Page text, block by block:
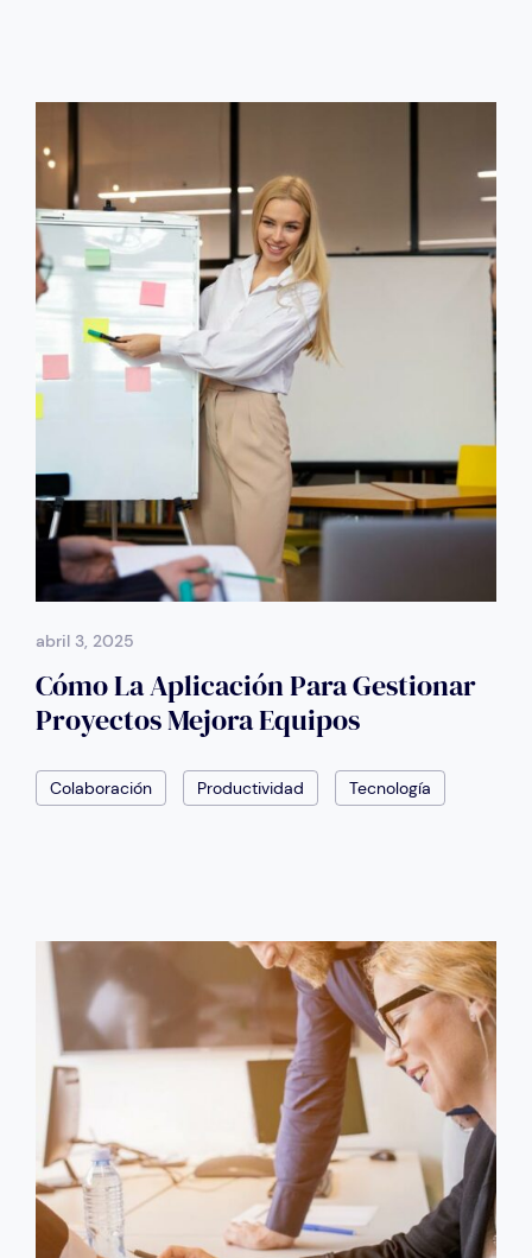
abril 3, 2025
Cómo La Aplicación Para Gestionar
Proyectos Mejora Equipos
Colaboración Productividad Tecnología